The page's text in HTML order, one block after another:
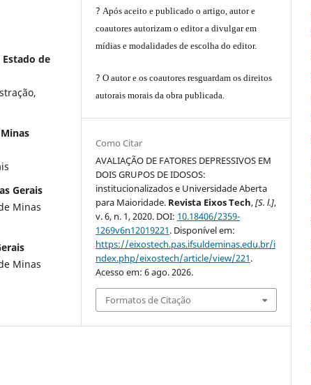
de
Gerais
Minas
Minas
?Após aceito e publicado o artigo, autor e
coautores autorizam o editor a divulgar em
mídias e modalidades de escolha do editor.
?O autor e os coautores resguardam os direitos
autorais morais da obra publicada.
Como Citar
AVALIAÇÃO DE FATORES DEPRESSIVOS EM
DOIS GRUPOS DE IDOSOS:
institucionalizados e Universidade Aberta
para Maioridade. Revista Eixos Tech,[S. l.],
v. 6, n. 1, 2020. DOI: 10.18406/2359-
1269v6n12019221. Disponível em:
https://eixostech.pas.ifsuldeminas.edu.br/i
ndex.php/eixostech/article/view/221.
Acesso em: 6 ago. 2026.
Formatos de Citação